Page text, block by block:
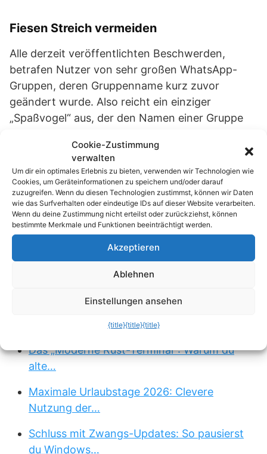
Fiesen Streich vermeiden
Alle derzeit veröffentlichten Beschwerden,
betrafen Nutzer von sehr großen WhatsApp-
Gruppen, deren Gruppenname kurz zuvor
geändert wurde. Also reicht ein einziger
„Spaßvogel“ aus, der den Namen einer Gruppe
sich auch Mitglieder zunutzen machen, anderen
Teilnehmern auf diese Weise zu schaden.
Der Administrator (Ersteller) einer WhatsApp-
Gruppe sollte daher über entsprechende
Einstellungenverhindern, dass jeder Teilnehmer
Namensänderung berechtigt
Nie wieder unleserliche find-Syntax: Datei-
Das „Moderne Rust-Terminal“: Warum du
alte…
Maximale Urlaubstage 2026: Clevere
Nutzung der…
Schluss mit Zwangs-Updates: So pausierst
du Windows…
Cookie-Zustimmung
verwalten
Um dir ein optimales Erlebnis zu bieten, verwenden wir Technologien wie
Cookies, um Geräteinformationen zu speichern und/oder darauf
zuzugreifen. Wenn du diesen Technologien zustimmst, können wir Daten
wie das Surfverhalten oder eindeutige IDs auf dieser Website verarbeiten.
Wenn du deine Zustimmung nicht erteilst oder zurückziehst, können
bestimmte Merkmale und Funktionen beeinträchtigt werden.
Akzeptieren
Ablehnen
Einstellungen ansehen
{title}{title}{title}